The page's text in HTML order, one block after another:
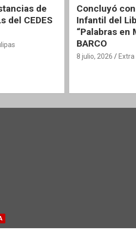
de
del CEDES
Concluyó
Infantil del
“Palabras en
BARCO
8 julio, 2026 Extra